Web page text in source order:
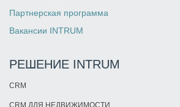
Партнерская программа
Вакансии INTRUM
РЕШЕНИЕ INTRUM
CRM
CRM ДЛЯ НЕДВИЖИМОСТИ